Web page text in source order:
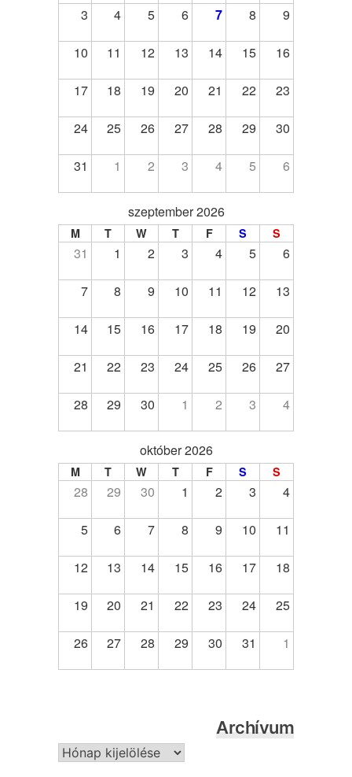
3 4 5 6 7 8 9
10 11 12 13 14 15 16
17 18 19 20 21 22 23
24 25 26 27 28 29 30
31 1 2 3 4 5 6
szeptember 2026
M T W T F S S
31 1 2 3 4 5 6
7 8 9 10 11 12 13
14 15 16 17 18 19 20
21 22 23 24 25 26 27
28 29 30 1 2 3 4
október 2026
M T W T F S S
28 29 30 1 2 3 4
5 6 7 8 9 10 11
12 13 14 15 16 17 18
19 20 21 22 23 24 25
26 27 28 29 30 31 1
Archívum
Archívum